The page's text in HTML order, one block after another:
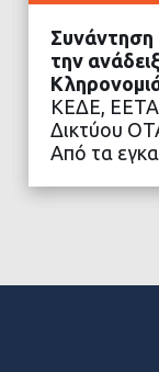
Συνάντηση
την
ΚΕΔΕ,
Δικτύου
Από τα